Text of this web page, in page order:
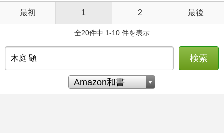
最初 1 2 最後
全20件中 1-10 件を表示
検索